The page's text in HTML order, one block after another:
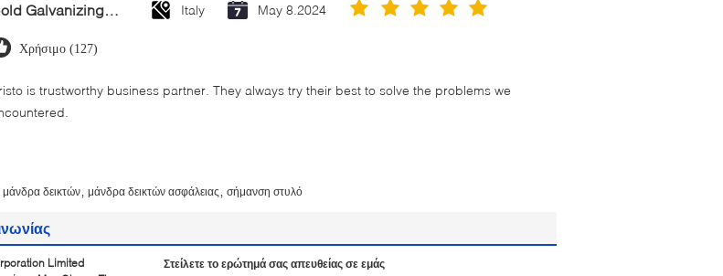
Cold Galvanizing Zinc Spray Paint 400ml Italy May 8.2024
Χρήσιμο (127)
is trustworthy business partner. They always try their best to solve the problems we
δεικτών μάνδρα δεικτών ασφάλειας σήμανση στυλό
Limited
Στείλετε το ερώτημά σας απευθείας σε εμάς